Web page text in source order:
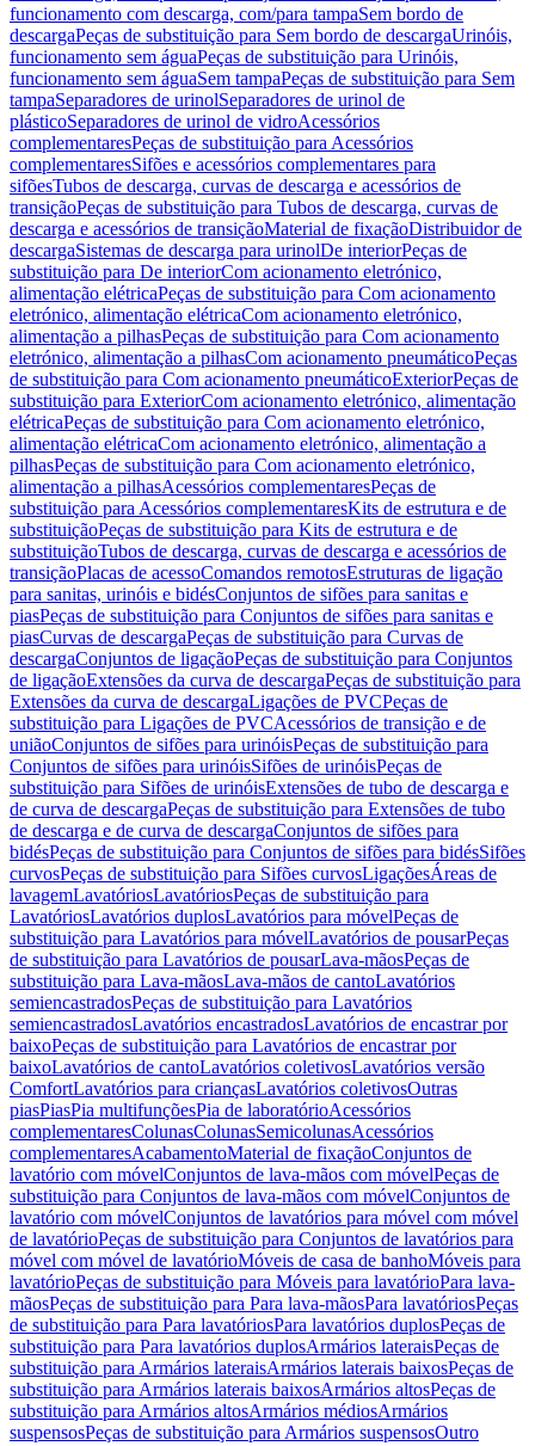
funcionamento com descarga, com/para tampaSem bordo de
descargaPeças de substituição para Sem bordo de descargaUrinóis,
funcionamento sem águaPeças de substituição para Urinóis,
funcionamento sem águaSem tampaPeças de substituição para Sem
tampaSeparadores de urinolSeparadores de urinol de
plásticoSeparadores de urinol de vidroAcessórios
complementaresPeças de substituição para Acessórios
complementaresSifões e acessórios complementares para
sifõesTubos de descarga, curvas de descarga e acessórios de
transiçãoPeças de substituição para Tubos de descarga, curvas de
descarga e acessórios de transiçãoMaterial de fixaçãoDistribuidor de
descargaSistemas de descarga para urinolDe interiorPeças de
substituição para De interiorCom acionamento eletrónico,
alimentação elétricaPeças de substituição para Com acionamento
eletrónico, alimentação elétricaCom acionamento eletrónico,
alimentação a pilhasPeças de substituição para Com acionamento
eletrónico, alimentação a pilhasCom acionamento pneumáticoPeças
de substituição para Com acionamento pneumáticoExteriorPeças de
substituição para ExteriorCom acionamento eletrónico, alimentação
elétricaPeças de substituição para Com acionamento eletrónico,
alimentação elétricaCom acionamento eletrónico, alimentação a
pilhasPeças de substituição para Com acionamento eletrónico,
alimentação a pilhasAcessórios complementaresPeças de
substituição para Acessórios complementaresKits de estrutura e de
substituiçãoPeças de substituição para Kits de estrutura e de
substituiçãoTubos de descarga, curvas de descarga e acessórios de
transiçãoPlacas de acessoComandos remotosEstruturas de ligação
para sanitas, urinóis e bidésConjuntos de sifões para sanitas e
piasPeças de substituição para Conjuntos de sifões para sanitas e
piasCurvas de descargaPeças de substituição para Curvas de
descargaConjuntos de ligaçãoPeças de substituição para Conjuntos
de ligaçãoExtensões da curva de descargaPeças de substituição para
Extensões da curva de descargaLigações de PVCPeças de
substituição para Ligações de PVCAcessórios de transição e de
uniãoConjuntos de sifões para urinóisPeças de substituição para
Conjuntos de sifões para urinóisSifões de urinóisPeças de
substituição para Sifões de urinóisExtensões de tubo de descarga e
de curva de descargaPeças de substituição para Extensões de tubo
de descarga e de curva de descargaConjuntos de sifões para
bidésPeças de substituição para Conjuntos de sifões para bidésSifões
curvosPeças de substituição para Sifões curvosLigaçõesÁreas de
lavagemLavatóriosLavatóriosPeças de substituição para
LavatóriosLavatórios duplosLavatórios para móvelPeças de
substituição para Lavatórios para móvelLavatórios de pousarPeças
de substituição para Lavatórios de pousarLava-mãosPeças de
substituição para Lava-mãosLava-mãos de cantoLavatórios
semiencastradosPeças de substituição para Lavatórios
semiencastradosLavatórios encastradosLavatórios de encastrar por
baixoPeças de substituição para Lavatórios de encastrar por
baixoLavatórios de cantoLavatórios coletivosLavatórios versão
ComfortLavatórios para criançasLavatórios coletivosOutras
piasPiasPia multifunçõesPia de laboratórioAcessórios
complementaresColunasColunasSemicolunasAcessórios
complementaresAcabamentoMaterial de fixaçãoConjuntos de
lavatório com móvelConjuntos de lava-mãos com móvelPeças de
substituição para Conjuntos de lava-mãos com móvelConjuntos de
lavatório com móvelConjuntos de lavatórios para móvel com móvel
de lavatórioPeças de substituição para Conjuntos de lavatórios para
móvel com móvel de lavatórioMóveis de casa de banhoMóveis para
lavatórioPeças de substituição para Móveis para lavatórioPara lava-
mãosPeças de substituição para Para lava-mãosPara lavatóriosPeças
de substituição para Para lavatóriosPara lavatórios duplosPeças de
substituição para Para lavatórios duplosArmários lateraisPeças de
substituição para Armários lateraisArmários laterais baixosPeças de
substituição para Armários laterais baixosArmários altosPeças de
substituição para Armários altosArmários médiosArmários
suspensosPeças de substituição para Armários suspensosOutro